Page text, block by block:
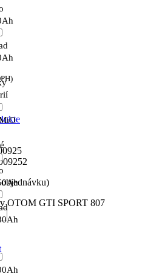
objednávku)
OTOM GTI SPORT 807